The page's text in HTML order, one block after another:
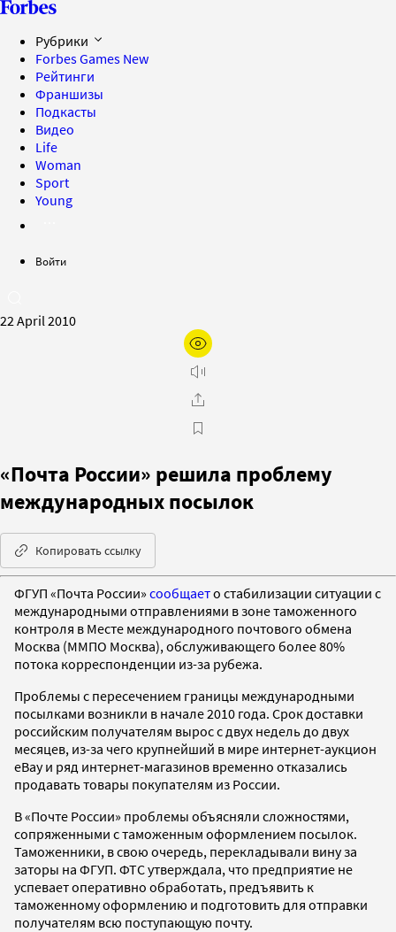
Рубрики
Forbes Games New
Рейтинги
Франшизы
Подкасты
Видео
Life
Woman
Sport
Young
Войти
22 April 2010
«Почта России» решила проблему
международных посылок
Копировать ссылку
ФГУП «Почта России» сообщаето стабилизации ситуации с
международными отправлениями в зоне таможенного
контроля в Месте международного почтового обмена
Москва (ММПО Москва), обслуживающего более 80%
потока корреспонденции из-за рубежа.
Проблемы с пересечением границы международными
посылками возникли в начале 2010 года. Срок доставки
российским получателям вырос с двух недель до двух
месяцев, из-за чего крупнейший в мире интернет-аукцион
eBay и ряд интернет-магазинов временно отказались
продавать товары покупателям из России.
В «Почте России» проблемы объясняли сложностями,
сопряженными с таможенным оформлением посылок.
Таможенники, в свою очередь, перекладывали вину за
заторы на ФГУП. ФТС утверждала, что предприятие не
успевает оперативно обработать, предъявить к
таможенному оформлению и подготовить для отправки
получателям всю поступающую почту.